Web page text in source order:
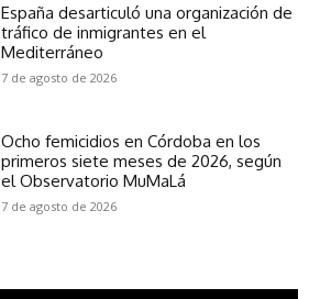
España desarticuló una organización de
tráfico de inmigrantes en el
Mediterráneo
7 de agosto de 2026
Ocho femicidios en Córdoba en los
primeros siete meses de 2026, según
el Observatorio MuMaLá
7 de agosto de 2026